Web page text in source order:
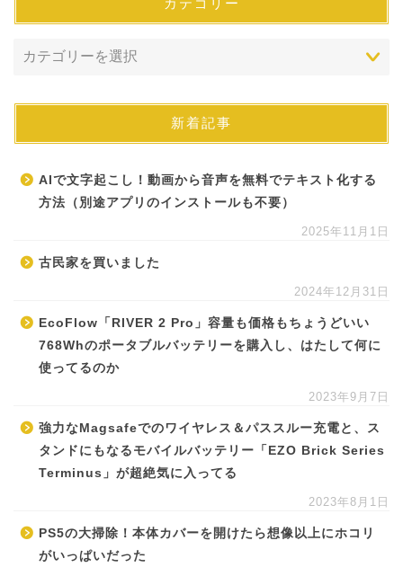
新着記事
AIで文字起こし！動画から音声を無料でテキスト化する
方法（別途アプリのインストールも不要）
2025年11月1日
古民家を買いました
2024年12月31日
EcoFlow「RIVER 2 Pro」容量も価格もちょうどいい
768Whのポータブルバッテリーを購入し、はたして何に
使ってるのか
2023年9月7日
強力なMagsafeでのワイヤレス＆パススルー充電と、ス
タンドにもなるモバイルバッテリー「EZO Brick Series
Terminus」が超絶気に入ってる
2023年8月1日
PS5の大掃除！本体カバーを開けたら想像以上にホコリ
がいっぱいだった